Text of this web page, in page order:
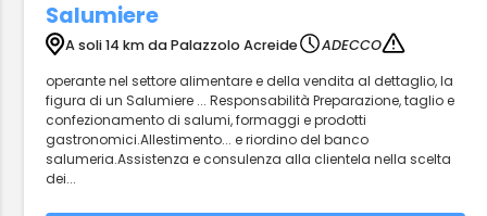
Salumiere
A soli 14 km da Palazzolo Acreide
ADECCO
operante nel settore alimentare e della vendita al dettaglio, la
figura di un Salumiere ... Responsabilità Preparazione, taglio e
confezionamento di salumi, formaggi e prodotti
gastronomici.Allestimento... e riordino del banco
salumeria.Assistenza e consulenza alla clientela nella scelta
dei...